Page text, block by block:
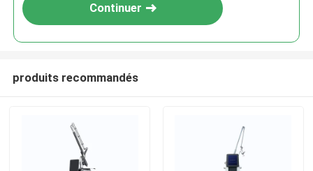
Continuer
produits recommandés